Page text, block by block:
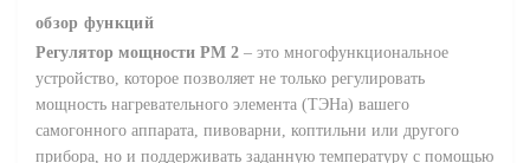
обзор функций
Регулятор мощности РМ 2 – это многофункциональное
устройство, которое позволяет не только регулировать
мощность нагревательного элемента (ТЭНа) вашего
самогонного аппарата, пивоварни, коптильни или другого
прибора, но и поддерживать заданную температуру с помощью